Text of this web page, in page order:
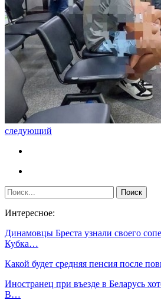
следующий
Интересное:
Динамовцы Бреста узнали своего
Кубка…
Какой будет средняя пенсия после
Иностранец при въезде в Беларусь
В…